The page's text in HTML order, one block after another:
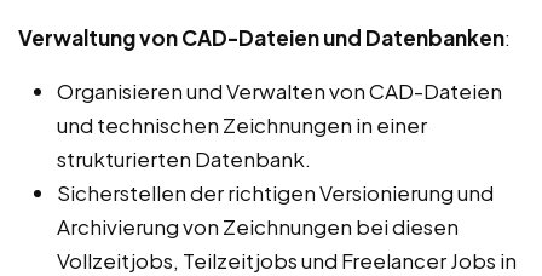
Verwaltung von CAD-Dateien und Datenbanken:
Organisieren und Verwalten von CAD-Dateien
und technischen Zeichnungen in einer
strukturierten Datenbank.
Sicherstellen der richtigen Versionierung und
Archivierung von Zeichnungen bei diesen
Vollzeitjobs, Teilzeitjobs und Freelancer Jobs in